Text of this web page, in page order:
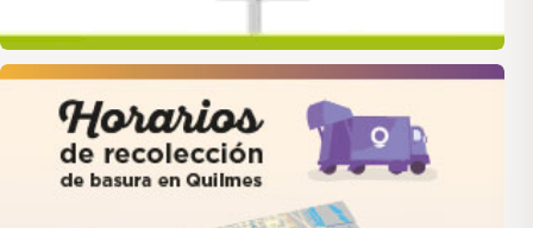
quilmes